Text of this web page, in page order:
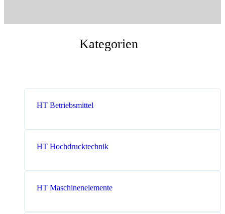
Kategorien
HT Betriebsmittel
HT Hochdrucktechnik
HT Maschinenelemente